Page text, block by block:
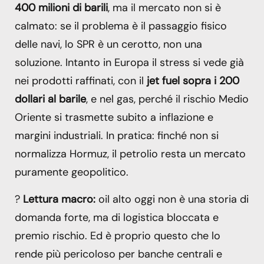
400 milioni di barili, ma il mercato non si è
calmato: se il problema è il passaggio fisico
delle navi, lo SPR è un cerotto, non una
soluzione. Intanto in Europa il stress si vede già
nei prodotti raffinati, con il jet fuel sopra i 200
dollari al barile, e nel gas, perché il rischio Medio
Oriente si trasmette subito a inflazione e
margini industriali. In pratica: finché non si
normalizza Hormuz, il petrolio resta un mercato
puramente geopolitico.
? Lettura macro: oil alto oggi non è una storia di
domanda forte, ma di logistica bloccata e
premio rischio. Ed è proprio questo che lo
rende più pericoloso per banche centrali e